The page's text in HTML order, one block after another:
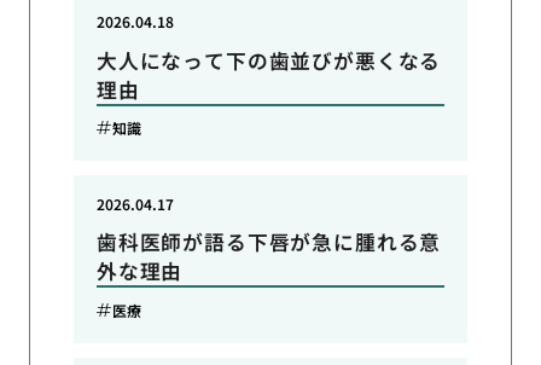
大人になって下の歯並びが悪くなる
理由
2026.04.18
知識
歯科医師が語る下唇が急に腫れる意
外な理由
2026.04.17
医療